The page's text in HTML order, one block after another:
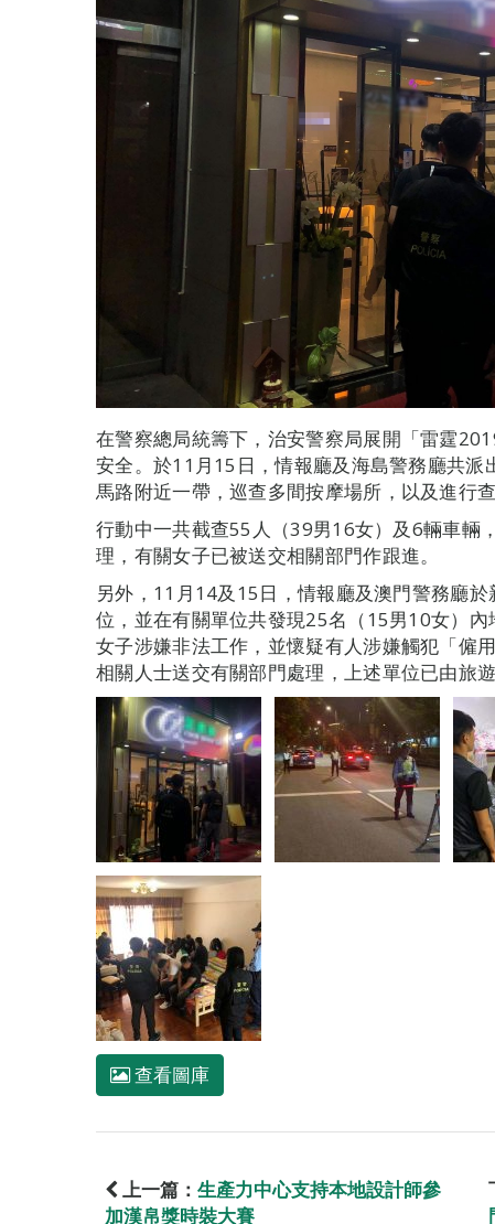
在警察總局統籌下，治安警察局展開「雷霆
安全。於11月15日，情報廳及海島警務廳共
馬路附近一帶，巡查多間按摩場所，以及進行
行動中一共截查55人（39男16女）及6輛車輛
理，有關女子已被送交相關部門作跟進。
另外，11月14及15日，情報廳及澳門警務廳
位，並在有關單位共發現25名（15男10女）
女子涉嫌非法工作，並懷疑有人涉嫌觸犯「僱
相關人士送交有關部門處理，上述單位已由旅遊
查看圖庫
上一篇： 生產力中心支持本地設計師參
加漢帛獎時裝大賽